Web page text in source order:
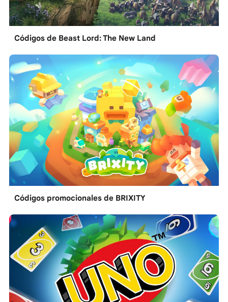
Códigos de Beast Lord: The New Land
Códigos promocionales de BRIXITY